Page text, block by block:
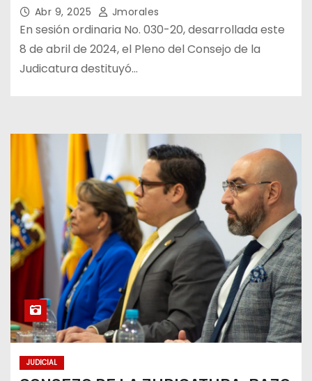
Abr 9, 2025 Jmorales
En sesión ordinaria No. 030-20, desarrollada este
8 de abril de 2024, el Pleno del Consejo de la
Judicatura destituyó…
JUDICIAL